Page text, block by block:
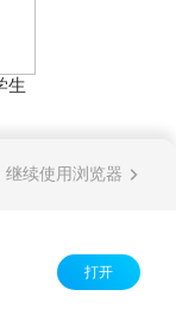
生
继续使用浏览器
打开